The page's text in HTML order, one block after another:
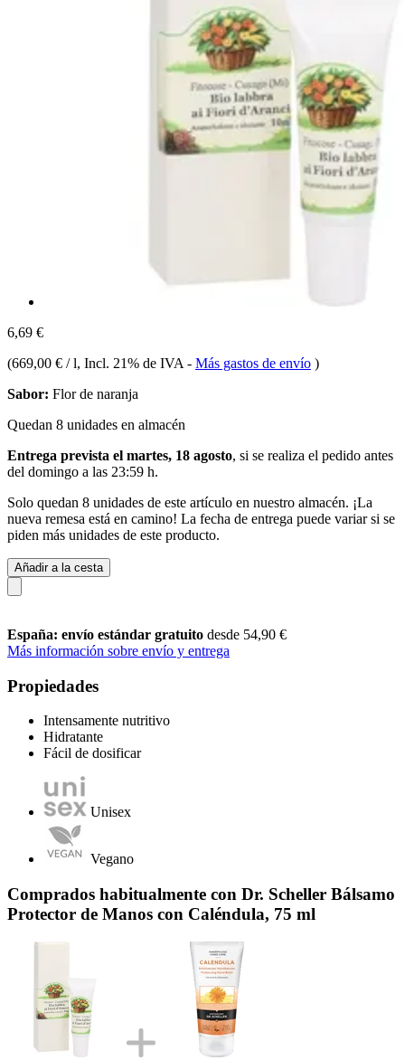
6,69 €
(669,00 € / l, Incl. 21% de IVA - Más gastos de envío )
Sabor: Flor de naranja
Quedan 8 unidades en almacén
Entrega prevista el martes, 18 agosto, si se realiza el pedido antes
del domingo a las 23:59 h.
Solo quedan 8 unidades de este artículo en nuestro almacén. ¡La
nueva remesa está en camino! La fecha de entrega puede variar si se
piden más unidades de este producto.
Añadir a la cesta
España: envío estándar gratuito desde 54,90 €
Más información sobre envío y entrega
Propiedades
Intensamente nutritivo
Hidratante
Fácil de dosificar
Unisex
Vegano
Comprados habitualmente con Dr. Scheller Bálsamo
Protector de Manos con Caléndula, 75 ml